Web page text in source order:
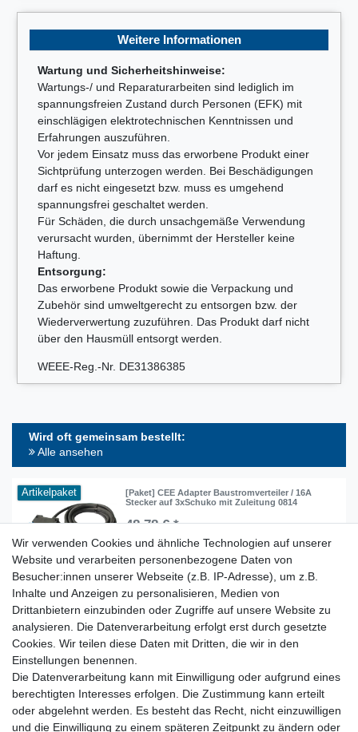
Weitere Informationen
Wartung und Sicherheitshinweise:
Wartungs-/ und Reparaturarbeiten sind lediglich im
spannungsfreien Zustand durch Personen (EFK) mit
einschlägigen elektrotechnischen Kenntnissen und
Erfahrungen auszuführen.
Vor jedem Einsatz muss das erworbene Produkt einer
Sichtprüfung unterzogen werden. Bei Beschädigungen
darf es nicht eingesetzt bzw. muss es umgehend
spannungsfrei geschaltet werden.
Für Schäden, die durch unsachgemäße Verwendung
verursacht wurden, übernimmt der Hersteller keine
Haftung.
Entsorgung:
Das erworbene Produkt sowie die Verpackung und
Zubehör sind umweltgerecht zu entsorgen bzw. der
Wiederverwertung zuzuführen. Das Produkt darf nicht
über den Hausmüll entsorgt werden.
WEEE-Reg.-Nr. DE31386385
Wird oft gemeinsam bestellt:
Alle ansehen
Artikelpaket
[Paket] CEE Adapter Baustromverteiler / 16A
Stecker auf 3xSchuko mit Zuleitung 0814
48,78 € *
In den Warenkorb
inkl. ges. MwSt. zzgl.Versandkosten
Lieferzeit etwa 1 bis 3 Werktage
Kostenloser Versand ab 199 EURO Warenwert
30 Tage Rückgaberecht
Wir verwenden Cookies und ähnliche Technologien auf unserer
Website und verarbeiten personenbezogene Daten von
Besucher:innen unserer Webseite (z.B. IP-Adresse), um z.B.
Inhalte und Anzeigen zu personalisieren, Medien von
Drittanbietern einzubinden oder Zugriffe auf unsere Website zu
analysieren. Die Datenverarbeitung erfolgt erst durch gesetzte
Cookies. Wir teilen diese Daten mit Dritten, die wir in den
Einstellungen benennen.
Die Datenverarbeitung kann mit Einwilligung oder aufgrund eines
berechtigten Interesses erfolgen. Die Zustimmung kann erteilt
oder abgelehnt werden. Es besteht das Recht, nicht einzuwilligen
und die Einwilligung zu einem späteren Zeitpunkt zu ändern oder